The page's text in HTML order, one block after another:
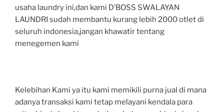
usaha laundry ini,dan kami D’BOSS SWALAYAN
LAUNDRI sudah membantu kurang lebih 2000 otlet di
seluruh indonesia,jangan khawatir tentang
menegemen kami
Kelebihan Kami ya itu kami memikili purna jual di mana
adanya transaksi kami tetap melayani kendala para